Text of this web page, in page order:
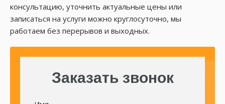
консультацию, уточнить актуальные цены или
записаться на услуги можно круглосуточно, мы
работаем без перерывов и выходных.